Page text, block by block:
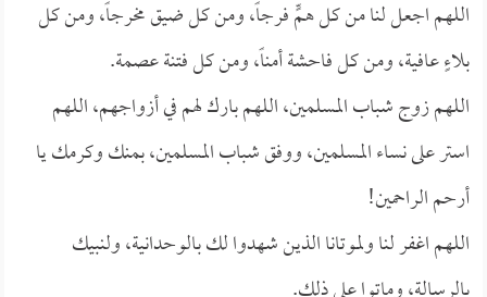
اللهم اجعل لنا من كل همٍّ فرجاً، ومن كل ضيق مخرجاً، ومن كل
بلاءٍ عافية، ومن كل فاحشة أمناً، ومن كل فتنة عصمة.
اللهم زوج شباب المسلمين، اللهم بارك لهم في أزواجهم، اللهم
استر على نساء المسلمين، ووفق شباب المسلمين، بمنك وكرمك يا
أرحم الراحمين!
اللهم اغفر لنا ولموتانا الذين شهدوا لك بالوحدانية، ولنبيك